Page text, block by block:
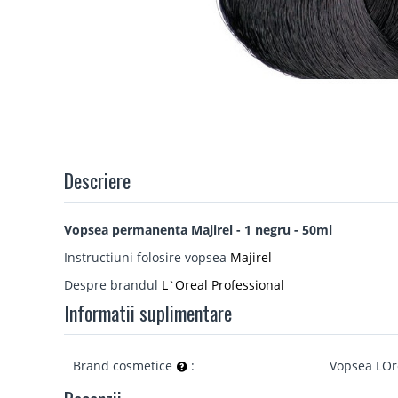
Descriere
Vopsea permanenta Majirel - 1 negru - 50ml
Instructiuni folosire vopsea Majirel
Despre brandul L`Oreal Professional
Informatii suplimentare
Brand cosmetice : Vopsea